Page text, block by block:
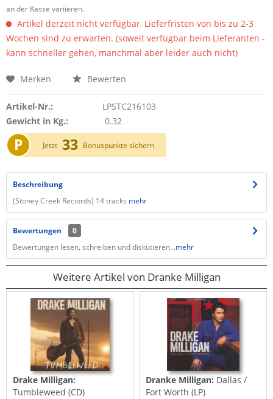
an der Kasse variieren.
Artikel derzeit nicht verfügbar, Lieferfristen von bis zu 2-3
Wochen sind zu erwarten. (soweit verfügbar beim Lieferanten -
kann schneller gehen, manchmal aber leider auch nicht)
Merken Bewerten
Artikel-Nr.:
LPSTC216103
Gewicht in Kg.:
0.32
P Jetzt 33 Bonuspunkte sichern
Beschreibung
(Stoney Creek Reciords) 14 tracks mehr
Bewertungen
0
Bewertungen lesen, schreiben und diskutieren...mehr
Weitere Artikel von Dranke Milligan
Drake Milligan:
Tumbleweed (CD)
Dranke Milligan: Dallas /
Fort Worth (LP)